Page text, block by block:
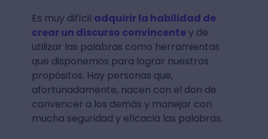
Es muy difícil adquirir la habilidad de
crear un discurso convincentey de
utilizar las palabras como herramientas
que disponemos para lograr nuestros
propósitos. Hay personas que,
afortunadamente, nacen con el don de
convencer a los demás y manejar con
mucha seguridad y eficacia las palabras.